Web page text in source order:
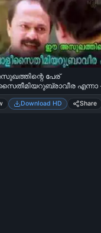
പേര്
എന്നാ
മിന്നാരം - Ee
peru
Download HD Share